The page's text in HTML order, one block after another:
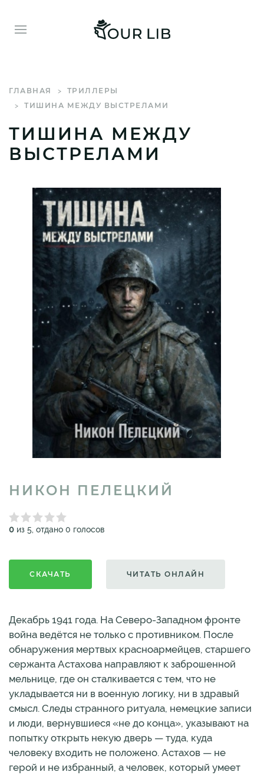
ГЛАВНАЯ
ТРИЛЛЕРЫ
ТИШИНА МЕЖДУ ВЫСТРЕЛАМИ
ТИШИНА МЕЖДУ
ВЫСТРЕЛАМИ
НИКОН ПЕЛЕЦКИЙ
0 из 5, отдано 0 голосов
СКАЧАТЬ ЧИТАТЬ ОНЛАЙН
Декабрь 1941 года. На Северо-Западном фронте
война ведётся не только с противником. После
обнаружения мертвых красноармейцев, старшего
сержанта Астахова направляют к заброшенной
мельнице, где он сталкивается с тем, что не
укладывается ни в военную логику, ни в здравый
смысл. Следы странного ритуала, немецкие записи
и люди, вернувшиеся «не до конца», указывают на
попытку открыть некую дверь — туда, куда
человеку входить не положено. Астахов — не
герой и не избранный, а человек, который умеет